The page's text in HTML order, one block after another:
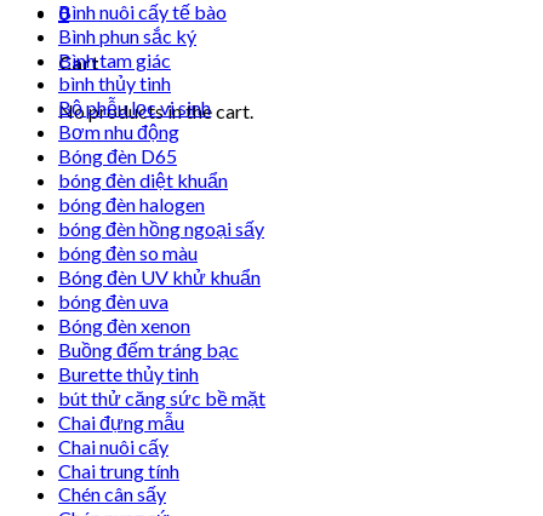
0
Cart
No products in the cart.
Bình nuôi cấy tế bào
Bình phun sắc ký
Bình tam giác
bình thủy tinh
Bộ phễu lọc vi sinh
Bơm nhu động
Bóng đèn D65
bóng đèn diệt khuẩn
bóng đèn halogen
bóng đèn hồng ngoại sấy
bóng đèn so màu
Bóng đèn UV khử khuẩn
bóng đèn uva
Bóng đèn xenon
Buồng đếm tráng bạc
Burette thủy tinh
bút thử căng sức bề mặt
Chai đựng mẫu
Chai nuôi cấy
Chai trung tính
Chén cân sấy